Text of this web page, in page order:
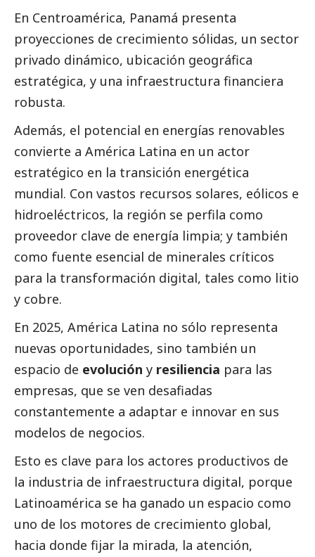
En Centroamérica, Panamá presenta
proyecciones de crecimiento sólidas, un sector
privado dinámico, ubicación geográfica
estratégica, y una infraestructura financiera
robusta.
Además, el potencial en energías renovables
convierte a América Latina en un actor
estratégico en la transición energética
mundial. Con vastos recursos solares, eólicos e
hidroeléctricos, la región se perfila como
proveedor clave de energía limpia; y también
como fuente esencial de minerales críticos
para la transformación digital, tales como litio
y cobre.
En 2025, América Latina no sólo representa
nuevas oportunidades, sino también un
espacio de evolución y resiliencia para las
empresas, que se ven desafiadas
constantemente a adaptar e innovar en sus
modelos de negocios.
Esto es clave para los actores productivos de
la industria de infraestructura digital, porque
Latinoamérica se ha ganado un espacio como
uno de los motores de crecimiento global,
hacia donde fijar la mirada, la atención,